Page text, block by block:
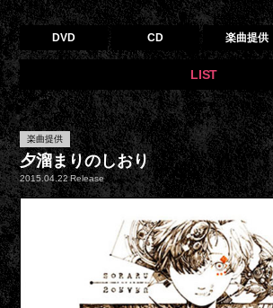
DISCOGRAPHY
OFF VOCAL
GOODS
BLOG
CONTACT
DVD CD 楽曲提供
LIST
楽曲提供
夕溜まりのしおり
2015.04.22 Release